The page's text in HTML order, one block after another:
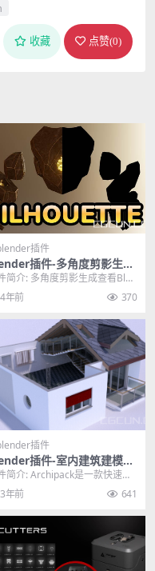
收藏 点赞(0)
插件
插件-多角度剪影生成
Blender插件 Silhouette
简介: 多角度剪影生成查看Blen
插件 Silhouette v2.0...
4年前 370
插件
插件-室内建筑建模插
Archipack Pro v2.6.0
简介: Archipack是一款快速高
开源室内建筑建模工具，该工
决了...
3年前 641